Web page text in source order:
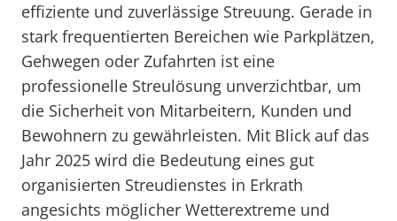
effiziente und zuverlässige Streuung. Gerade in
stark frequentierten Bereichen wie Parkplätzen,
Gehwegen oder Zufahrten ist eine
professionelle Streulösung unverzichtbar, um
die Sicherheit von Mitarbeitern, Kunden und
Bewohnern zu gewährleisten. Mit Blick auf das
Jahr 2025 wird die Bedeutung eines gut
organisierten Streudienstes in Erkrath
angesichts möglicher Wetterextreme und